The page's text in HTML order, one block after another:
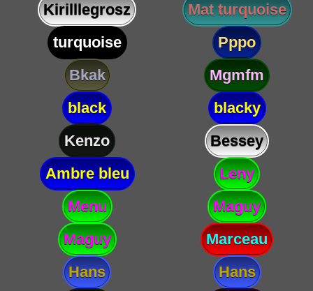
Kirilllegrosz
Mat turquoise
turquoise
Pppo
Bkak
Mgmfm
black
blacky
Kenzo
Bessey
Ambre bleu
Leny
Menu
Maguy
Maguy
Marceau
Hans
Hans